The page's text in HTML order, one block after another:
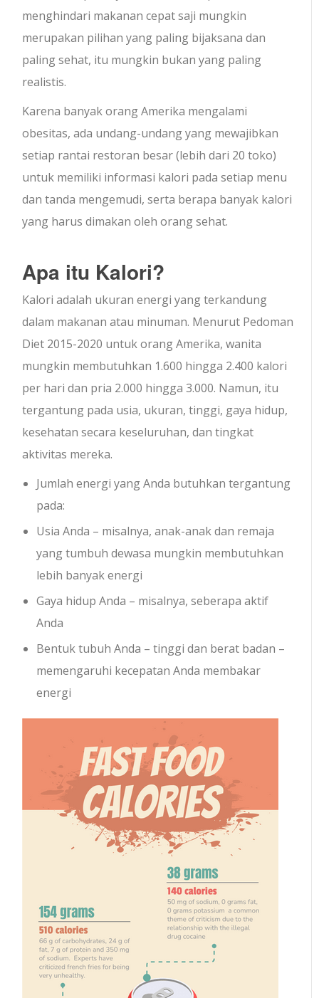
menghindari makanan cepat saji mungkin
merupakan pilihan yang paling bijaksana dan
paling sehat, itu mungkin bukan yang paling
realistis.
Karena banyak orang Amerika mengalami
obesitas, ada undang-undang yang mewajibkan
setiap rantai restoran besar (lebih dari 20 toko)
untuk memiliki informasi kalori pada setiap menu
dan tanda mengemudi, serta berapa banyak kalori
yang harus dimakan oleh orang sehat.
Apa itu Kalori?
Kalori adalah ukuran energi yang terkandung
dalam makanan atau minuman. Menurut Pedoman
Diet 2015-2020 untuk orang Amerika, wanita
mungkin membutuhkan 1.600 hingga 2.400 kalori
per hari dan pria 2.000 hingga 3.000. Namun, itu
tergantung pada usia, ukuran, tinggi, gaya hidup,
kesehatan secara keseluruhan, dan tingkat
aktivitas mereka.
Jumlah energi yang Anda butuhkan tergantung
pada:
Usia Anda – misalnya, anak-anak dan remaja
yang tumbuh dewasa mungkin membutuhkan
lebih banyak energi
Gaya hidup Anda – misalnya, seberapa aktif
Anda
Bentuk tubuh Anda – tinggi dan berat badan –
memengaruhi kecepatan Anda membakar
energi